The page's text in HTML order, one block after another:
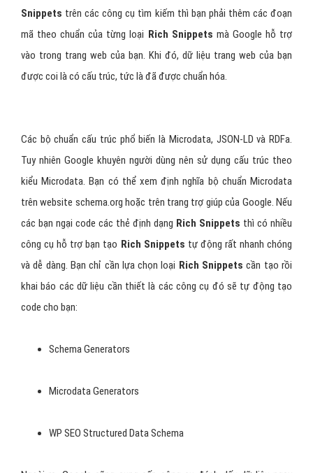
Snippets trên các công cụ tìm kiếm thì bạn phải thêm các đoạn
mã theo chuẩn của từng loại Rich Snippets mà Google hỗ trợ
vào trong trang web của bạn. Khi đó, dữ liệu trang web của bạn
được coi là có cấu trúc, tức là đã được chuẩn hóa.
Các bộ chuẩn cấu trúc phổ biến là Microdata, JSON-LD và RDFa.
Tuy nhiên Google khuyên người dùng nên sử dụng cấu trúc theo
kiểu Microdata. Bạn có thể xem định nghĩa bộ chuẩn Microdata
trên website schema.org hoặc trên trang trợ giúp của Google. Nếu
các bạn ngại code các thẻ định dạng Rich Snippets thì có nhiều
công cụ hỗ trợ bạn tạo Rich Snippets tự động rất nhanh chóng
và dễ dàng. Bạn chỉ cần lựa chọn loại Rich Snippets cần tạo rồi
khai báo các dữ liệu cần thiết là các công cụ đó sẽ tự động tạo
code cho bạn:
Schema Generators
Microdata Generators
WP SEO Structured Data Schema